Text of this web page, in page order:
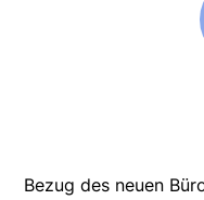
Bezug des neuen